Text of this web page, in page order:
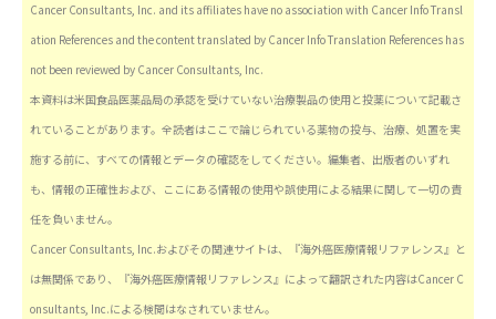
Cancer Consultants, Inc. and its affiliates have no association with Cancer Info Transl
ation References and the content translated by Cancer Info Translation References has
not been reviewed by Cancer Consultants, Inc.
本資料は米国食品医薬品局の承認を受けていない治療製品の使用と投薬について記載さ
れていることがあります。全読者はここで論じられている薬物の投与、治療、処置を実
施する前に、すべての情報とデータの確認をしてください。編集者、出版者のいずれ
も、情報の正確性および、ここにある情報の使用や誤使用による結果に関して一切の責
任を負いません。
Cancer Consultants, Inc.およびその関連サイトは、『海外癌医療情報リファレンス』と
は無関係であり、『海外癌医療情報リファレンス』によって翻訳された内容はCancer C
onsultants, Inc.による検閲はなされていません。